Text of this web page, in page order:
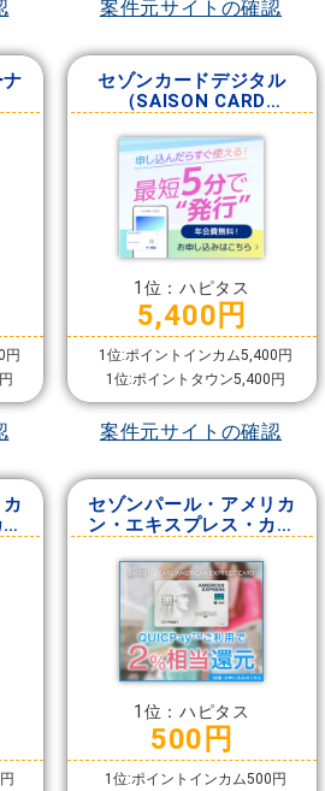
案件元サイトの確認
円
セゾンカードデジタル
（SAISON CARD
1位：ハピタス
5,400円
1位:ポイントインカム5,400円
1位:ポイントタウン5,400円
案件元サイトの確認
セゾンパール・アメリカ
ン・エキスプレス・カー
1位：ハピタス
500円
1位:ポイントインカム500円